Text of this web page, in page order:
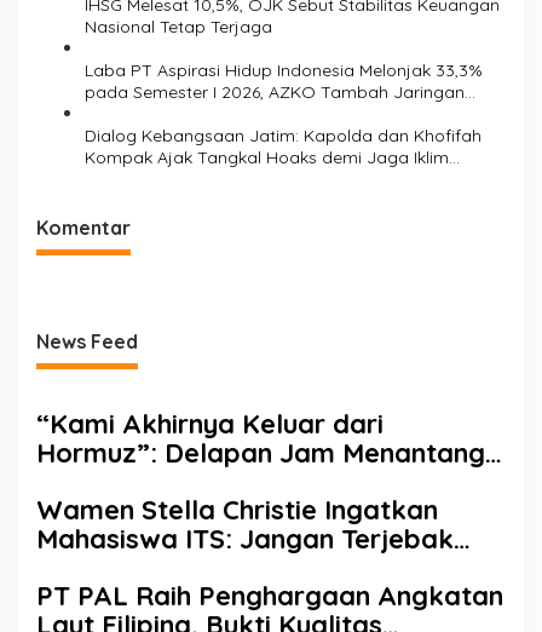
Nasional Tetap Terjaga
Laba PT Aspirasi Hidup Indonesia Melonjak 33,3%
pada Semester I 2026, AZKO Tambah Jaringan
Dialog Kebangsaan Jatim: Kapolda dan Khofifah
Kompak Ajak Tangkal Hoaks demi Jaga Iklim
Komentar
News Feed
“Kami Akhirnya Keluar dari
Hormuz”: Delapan Jam Menantang
Wamen Stella Christie Ingatkan
Mahasiswa ITS: Jangan Terjebak
PT PAL Raih Penghargaan Angkatan
Laut Filipina, Bukti Kualitas